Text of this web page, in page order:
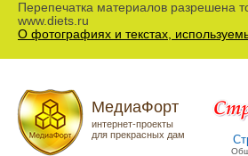
Перепечатка материалов разрешена
www.diets.ru
О фотографиях и текстах,
МедиаФорт
интернет-проекты
для прекрасных дам